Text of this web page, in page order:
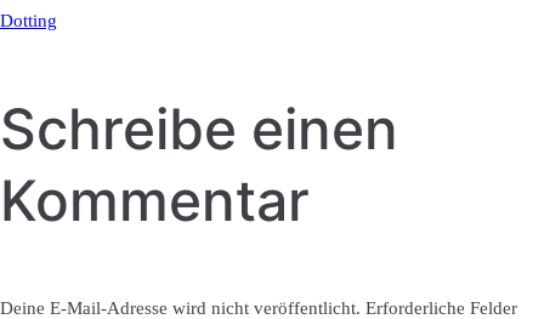
Dotting
Schreibe einen
Kommentar
Deine E-Mail-Adresse wird nicht veröffentlicht. Erforderliche Felder